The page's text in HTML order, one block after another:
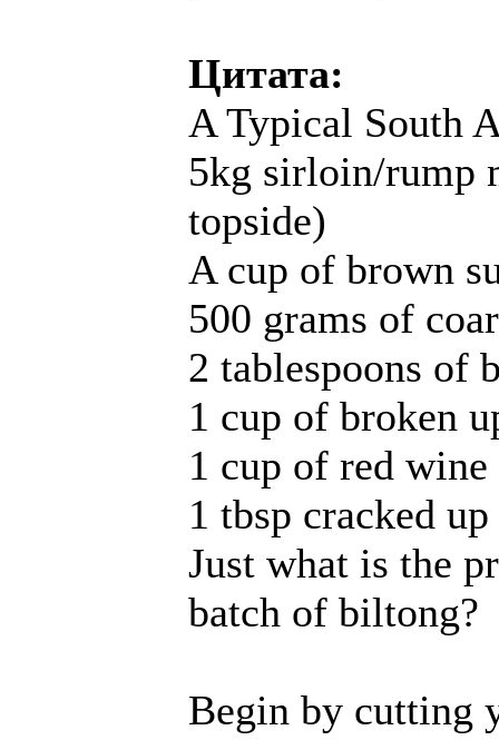
Цитата:
A Typical South
5kg sirloin/rump
topside)
A cup of brown
500 grams of
2 tablespoons of
1 cup of broken
1 cup of red
1 tbsp cracked
Just what is the
batch of biltong?
Begin by cutting